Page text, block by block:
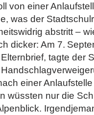
von einer
was der
abstritt –
dicker: Am 7.
tagte der
einer
wüssten nur die